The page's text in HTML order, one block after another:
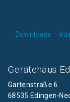
Downloads
Gerätehaus
Gartenstraße 6
68535 Edingen-